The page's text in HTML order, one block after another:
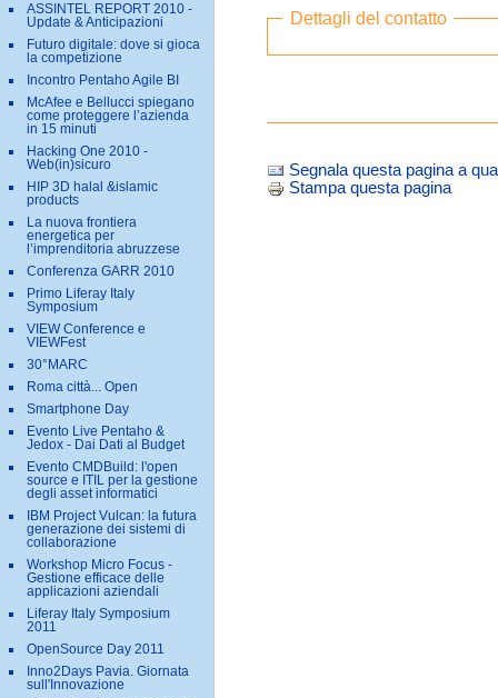
Dettagli del contatto
Segnala questa pagina a
Stampa questa pagina
ASSINTEL REPORT 2010 -
Update & Anticipazioni
Futuro digitale: dove si gioca
la competizione
Incontro Pentaho Agile BI
McAfee e Bellucci spiegano
come proteggere l’azienda
in 15 minuti
Hacking One 2010 -
Web(in)sicuro
HIP 3D halal &islamic
products
La nuova frontiera
energetica per
l’imprenditoria abruzzese
Conferenza GARR 2010
Primo Liferay Italy
Symposium
VIEW Conference e
VIEWFest
30°MARC
Roma città... Open
Smartphone Day
Evento Live Pentaho &
Jedox - Dai Dati al Budget
Evento CMDBuild: l'open
source e ITIL per la gestione
degli asset informatici
IBM Project Vulcan: la futura
generazione dei sistemi di
collaborazione
Workshop Micro Focus -
Gestione efficace delle
applicazioni aziendali
Liferay Italy Symposium
2011
OpenSource Day 2011
Inno2Days Pavia. Giornata
sull'Innovazione